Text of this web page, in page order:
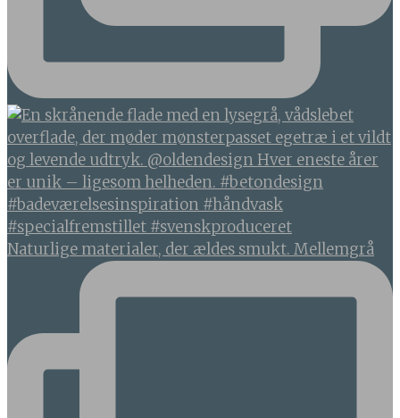
Naturlige materialer, der ældes smukt. Mellemgrå